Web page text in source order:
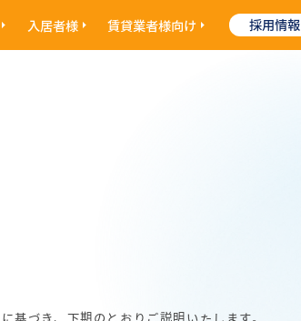
入居者様 賃貸業者様向け 採用情報
基づき、下期のとおりご説明いたします。